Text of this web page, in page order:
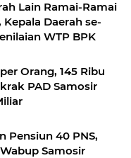
Lain Ramai-Ramai
Daerah se-
WTP BPK
Orang, 145 Ribu
PAD Samosir
Pensiun 40 PNS,
Samosir